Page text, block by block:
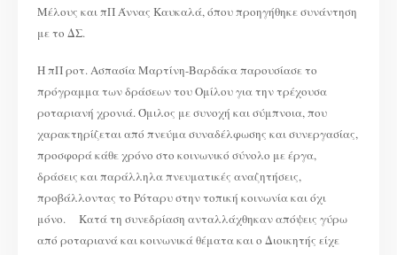
Μέλους και πΠ Άννας Καυκαλά, όπου προηγήθηκε συνάντηση
με το ΔΣ.
Η πΠ ροτ. Ασπασία Μαρτίνη-Βαρδάκα παρουσίασε το
πρόγραμμα των δράσεων του Ομίλου για την τρέχουσα
ροταριανή χρονιά. Όμιλος με συνοχή και σύμπνοια, που
χαρακτηρίζεται από πνεύμα συναδέλφωσης και συνεργασίας,
προσφορά κάθε χρόνο στο κοινωνικό σύνολο με έργα,
δράσεις και παράλληλα πνευματικές αναζητήσεις,
προβάλλοντας το Ρόταρυ στην τοπική κοινωνία και όχι
μόνο. Κατά τη συνεδρίαση ανταλλάχθηκαν απόψεις γύρω
από ροταριανά και κοινωνικά θέματα και ο Διοικητής είχε